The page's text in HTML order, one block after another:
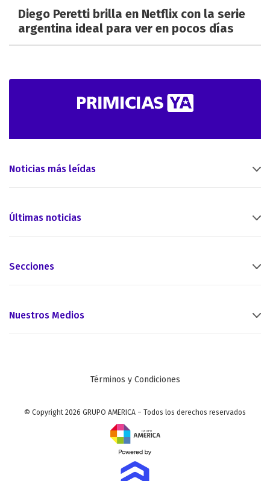
Diego Peretti brilla en Netflix con la serie
argentina ideal para ver en pocos días
Noticias más leídas
Últimas noticias
Secciones
Nuestros Medios
Términos y Condiciones
© Copyright 2026 GRUPO AMERICA – Todos los derechos reservados